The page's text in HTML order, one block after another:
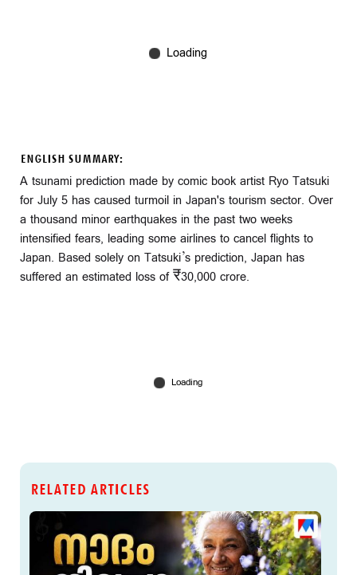
ENGLISH SUMMARY:
A tsunami prediction made by comic book artist Ryo Tatsuki
for July 5 has caused turmoil in Japan's tourism sector. Over
a thousand minor earthquakes in the past two weeks
intensified fears, leading some airlines to cancel flights to
Japan. Based solely on Tatsuki’s prediction, Japan has
suffered an estimated loss of ₹30,000 crore.
RELATED ARTICLES